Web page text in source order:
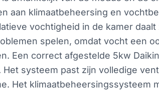
aan klimaatbeheersing en
vochtigheid in de kamer
spelen, omdat vocht een
Een correct afgestelde 5kw
systeem past zijn volledige
Het klimaatbeheersingssysteem